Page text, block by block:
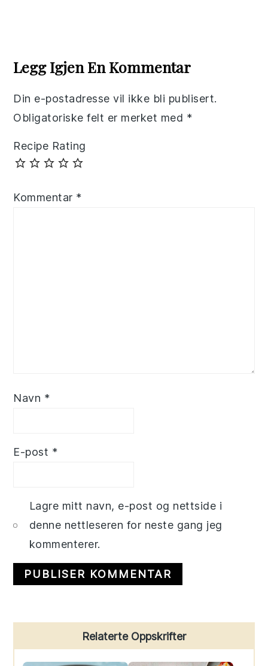
Interactions
Legg Igjen En Kommentar
Din e-postadresse vil ikke bli publisert.
Obligatoriske felt er merket med *
Recipe Rating
Kommentar *
Navn *
E-post *
Lagre mitt navn, e-post og nettside i
denne nettleseren for neste gang jeg
kommenterer.
Sidebar
Relaterte Oppskrifter